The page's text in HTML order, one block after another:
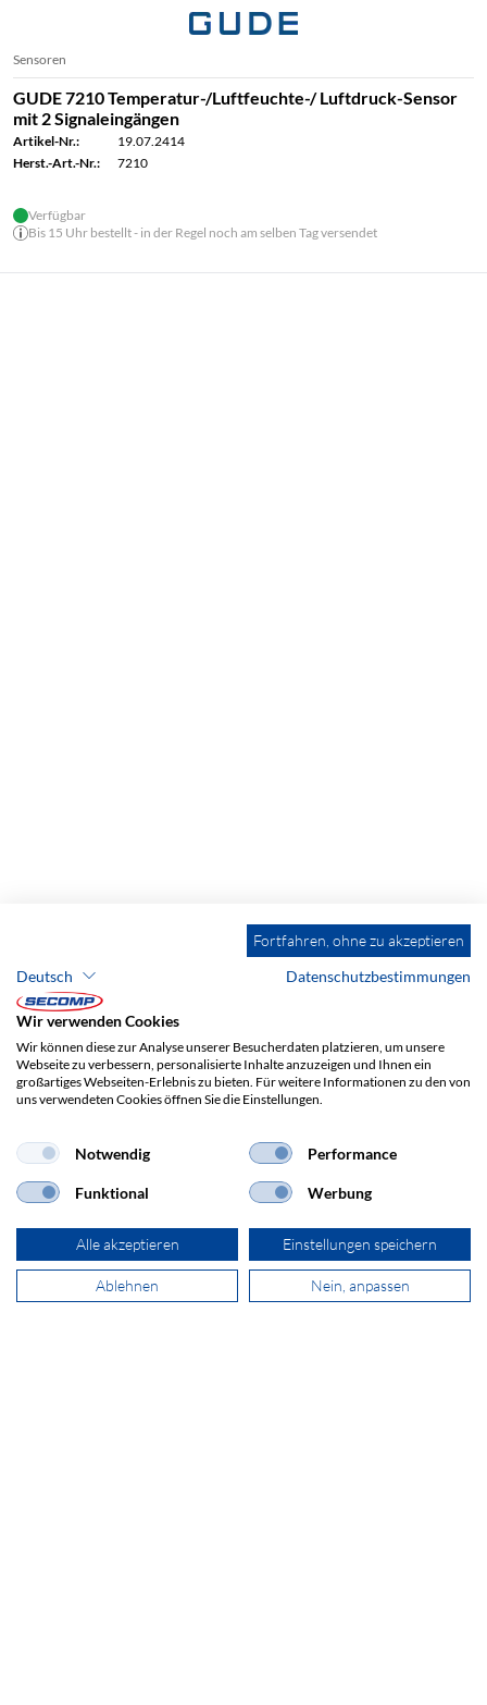
Sensoren
GUDE 7210 Temperatur-/Luftfeuchte-/ Luftdruck-Sensor
mit 2 Signaleingängen
Artikel-Nr.:
19.07.2414
Herst.-Art.-Nr.:
7210
Verfügbar
Bis 15 Uhr bestellt - in der Regel noch am selben Tag versendet
SECOMP AG
Grindelstrasse 6
8303 Bassersdorf
+41 44 511 87 10
Fortfahren, ohne zu akzeptieren
Deutsch
Datenschutzbestimmungen
Wir verwenden Cookies
Wir können diese zur Analyse unserer Besucherdaten platzieren, um unsere
Webseite zu verbessern, personalisierte Inhalte anzuzeigen und Ihnen ein
großartiges Webseiten-Erlebnis zu bieten. Für weitere Informationen zu den von
uns verwendeten Cookies öffnen Sie die Einstellungen.
Notwendig Performance
Funktional Werbung
Alle akzeptieren Einstellungen speichern
Ablehnen Nein, anpassen